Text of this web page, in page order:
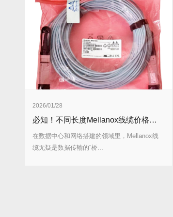
2026/01/28
必知！不同长度Mellanox线缆价格梯度表
在数据中心和网络搭建的领域里，Mellanox线
缆无疑是数据传输的“桥...